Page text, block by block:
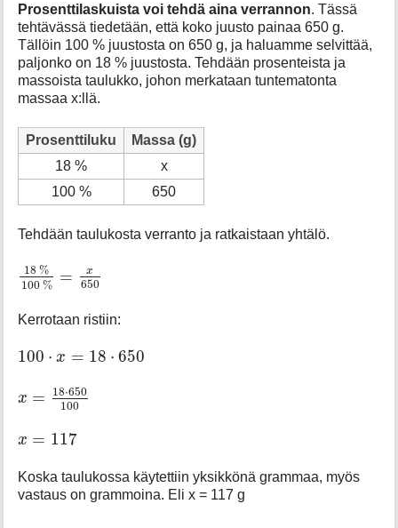
Prosenttilaskuista voi tehdä aina verrannon. Tässä
tehtävässä tiedetään, että koko juusto painaa 650 g.
Tällöin 100 % juustosta on 650 g, ja haluamme selvittää,
paljonko on 18 % juustosta. Tehdään prosenteista ja
massoista taulukko, johon merkataan tuntematonta
massaa x:llä.
Prosenttiluku
Massa (g)
18 %
x
100 %
650
Tehdään taulukosta verranto ja ratkaistaan yhtälö.
18 %
100 % = x
650
18 %
Kerrotaan ristiin:
100 ⋅ x = 18 ⋅ 650
100 x= 18⋅ 650
x = 18⋅650
100
18⋅650
x = 117
x 117
Koska taulukossa käytettiin yksikkönä grammaa, myös
vastaus on grammoina. Eli x = 117 g